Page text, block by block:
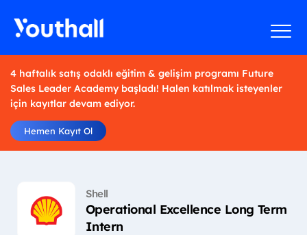
4 haftalık satış odaklı eğitim & gelişim programı Future
Sales Leader Academy başladı! Halen katılmak isteyenler
için kayıtlar devam ediyor.
Hemen Kayıt Ol
Shell
Operational Excellence Long Term
Intern